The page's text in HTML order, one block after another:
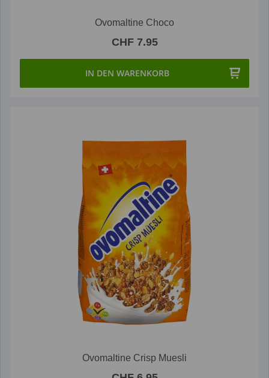
Ovomaltine Choco
CHF 7.95
IN DEN WARENKORB
Ovomaltine Crisp Muesli